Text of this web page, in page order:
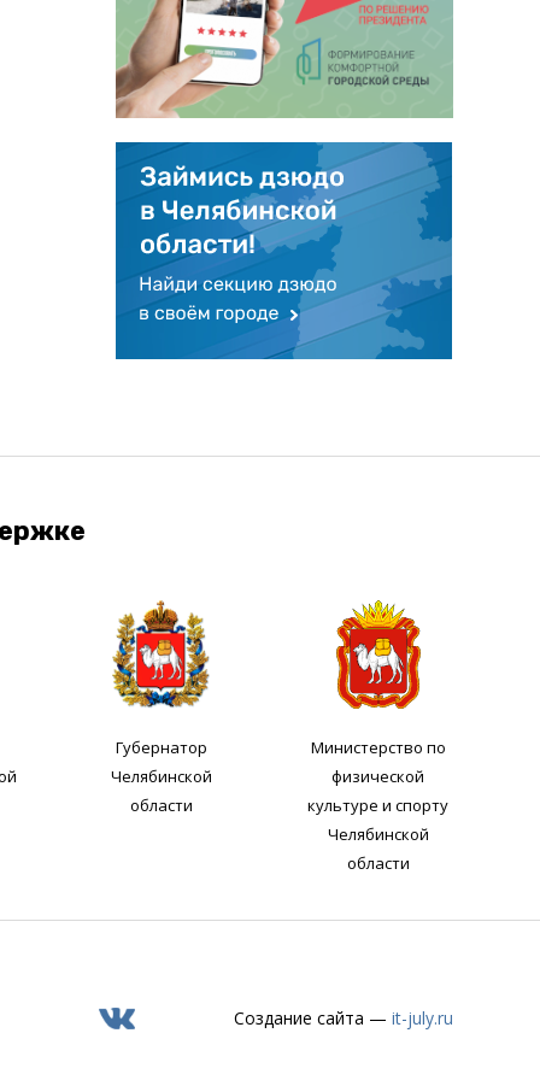
Губернатор
Челябинской
области
Министерство по
физической
культуре и спорту
Челябинской
области
Создание сайта — it-july.ru